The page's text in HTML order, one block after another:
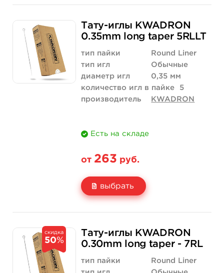
Цена
Количество
368 руб.
купить
3 500 руб.
купить
Тату-иглы KWADRON
0.35mm long taper 5RLLT
тип пайки
Round Liner
тип игл
Обычные
диаметр игл
0,35 мм
количество игл в пайке
5
производитель
KWADRON
Есть на складе
от 263 руб.
выбрать
Цена
Количество
263 руб.
купить
526 руб.
купить
скидка
50%
Тату-иглы KWADRON
0.30mm long taper - 7RL
тип пайки
Round Liner